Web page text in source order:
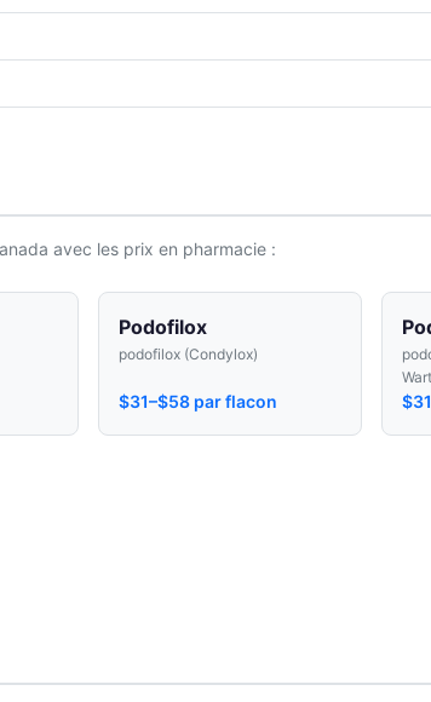
avec les prix en pharmacie :
Podofilox
podofilox (Condylox)
$31–$58 par flacon